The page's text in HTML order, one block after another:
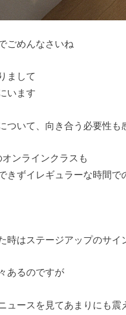
ごめんなさいね
まして
います
ついて、向き合う必要性も
オンラインクラスも
きずイレギュラーな時間で
時はステージアップのサイ
あるのですが
ュースを見てあまりにも